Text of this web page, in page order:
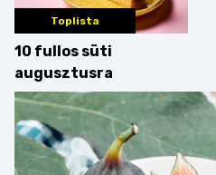
Toplista
10 fullos süti
augusztusra